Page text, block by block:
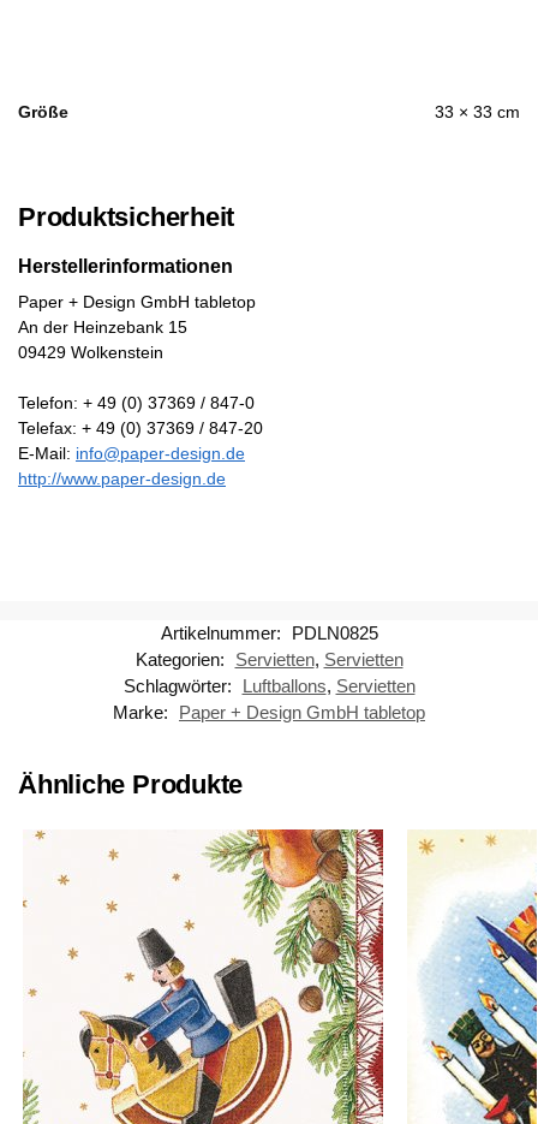
Größe 33 × 33 cm
Produktsicherheit
Herstellerinformationen
Paper + Design GmbH tabletop
An der Heinzebank 15
09429 Wolkenstein
Telefon: + 49 (0) 37369 / 847-0
Telefax: + 49 (0) 37369 / 847-20
E-Mail: info@paper-design.de
http://www.paper-design.de
Artikelnummer:
PDLN0825
Kategorien:
Servietten, Servietten
Schlagwörter:
Luftballons, Servietten
Marke:
Paper + Design GmbH tabletop
Ähnliche Produkte